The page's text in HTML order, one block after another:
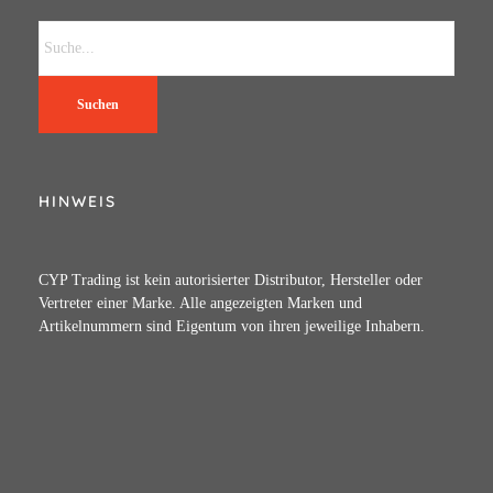
Suchen
HINWEIS
CYP Trading ist kein autorisierter Distributor, Hersteller oder
Vertreter einer Marke. Alle angezeigten Marken und
Artikelnummern sind Eigentum von ihren jeweilige Inhabern.